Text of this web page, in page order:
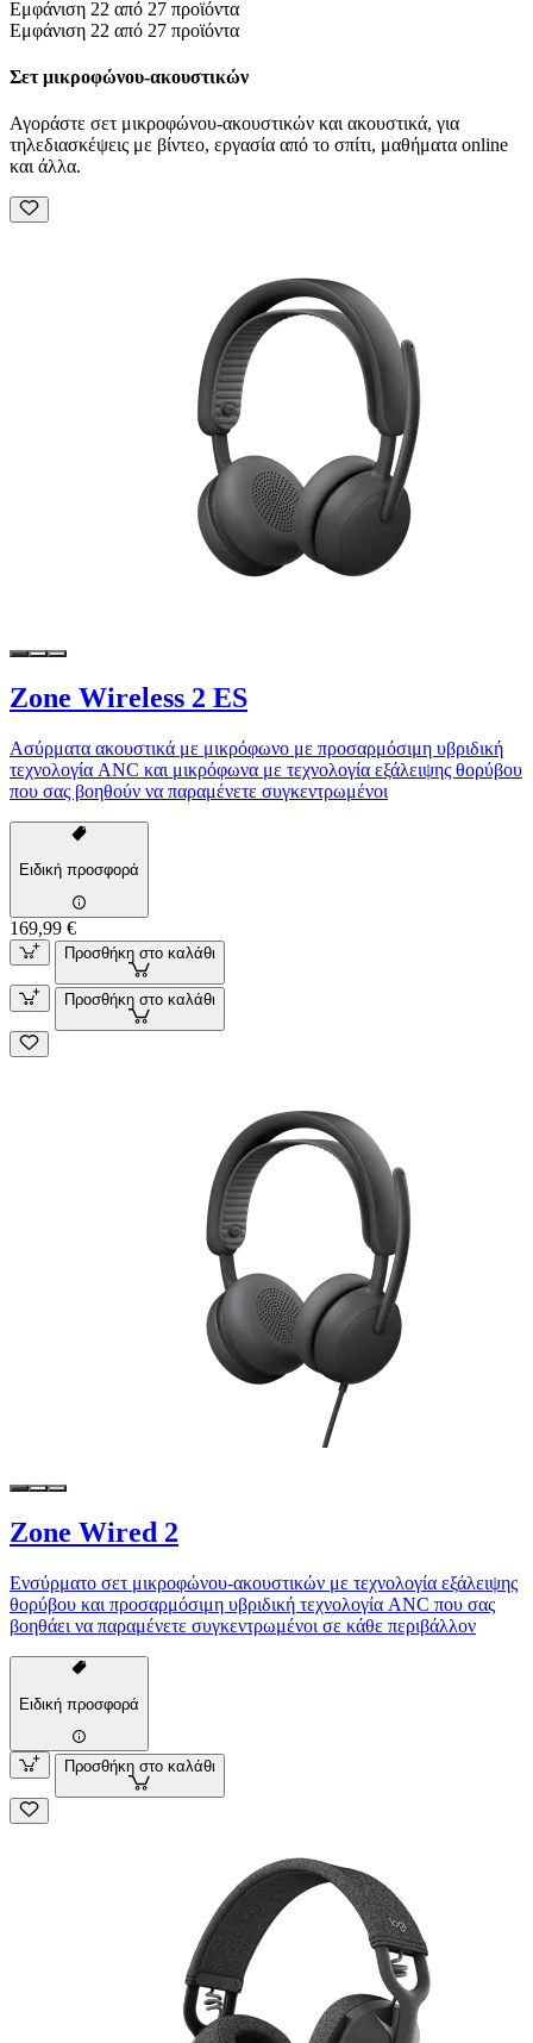
Εμφάνιση 22 από 27 προϊόντα
Εμφάνιση 22 από 27 προϊόντα
Σετ μικροφώνου-ακουστικών
Αγοράστε σετ μικροφώνου-ακουστικών και ακουστικά, για
τηλεδιασκέψεις με βίντεο, εργασία από το σπίτι, μαθήματα online
και άλλα.
Zone Wireless 2 ES
Ασύρματα ακουστικά με μικρόφωνο με προσαρμόσιμη υβριδική
τεχνολογία ANC και μικρόφωνα με τεχνολογία εξάλειψης θορύβου
που σας βοηθούν να παραμένετε συγκεντρωμένοι
Ειδική προσφορά
169,99 €
Προσθήκη στο καλάθι
Προσθήκη στο καλάθι
Zone Wired 2
Ενσύρματο σετ μικροφώνου-ακουστικών με τεχνολογία εξάλειψης
θορύβου και προσαρμόσιμη υβριδική τεχνολογία ANC που σας
βοηθάει να παραμένετε συγκεντρωμένοι σε κάθε περιβάλλον
Ειδική προσφορά
Προσθήκη στο καλάθι